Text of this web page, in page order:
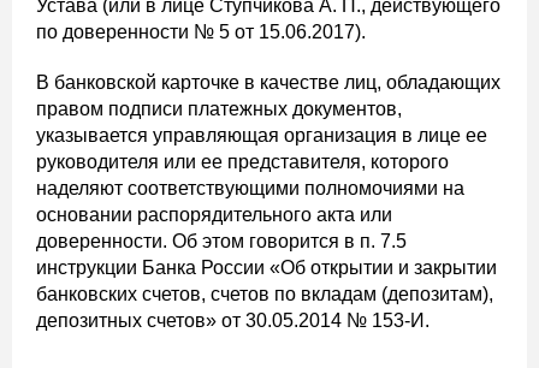
Устава (или в лице Ступчикова А. П., действующего
по доверенности № 5 от 15.06.2017).
В банковской карточке в качестве лиц, обладающих
правом подписи платежных документов,
указывается управляющая организация в лице ее
руководителя или ее представителя, которого
наделяют соответствующими полномочиями на
основании распорядительного акта или
доверенности. Об этом говорится в п. 7.5
инструкции Банка России «Об открытии и закрытии
банковских счетов, счетов по вкладам (депозитам),
депозитных счетов» от 30.05.2014 № 153-И.